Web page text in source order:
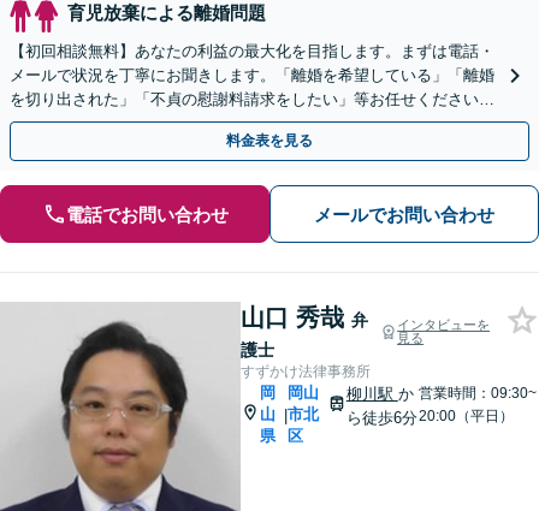
育児放棄による離婚問題
【初回相談無料】あなたの利益の最大化を目指します。まずは電話・
メールで状況を丁寧にお聞きします。「離婚を希望している」「離婚
を切り出された」「不貞の慰謝料請求をしたい」等お任せください。
【リーズナブルな料金設定】
料金表を見る
電話でお問い合わせ メールでお問い合わせ
山口 秀哉 弁
護士
インタビューを
見る
すずかけ法律事務所
岡
山
県
|
岡山
市北
区
柳川駅 か
ら徒歩6分
営業時間：09:30~
20:00（平日）